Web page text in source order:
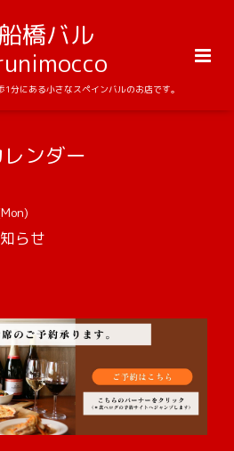
橋バル
分にある小さなスペインバルのお店です。
レンダー
らせ